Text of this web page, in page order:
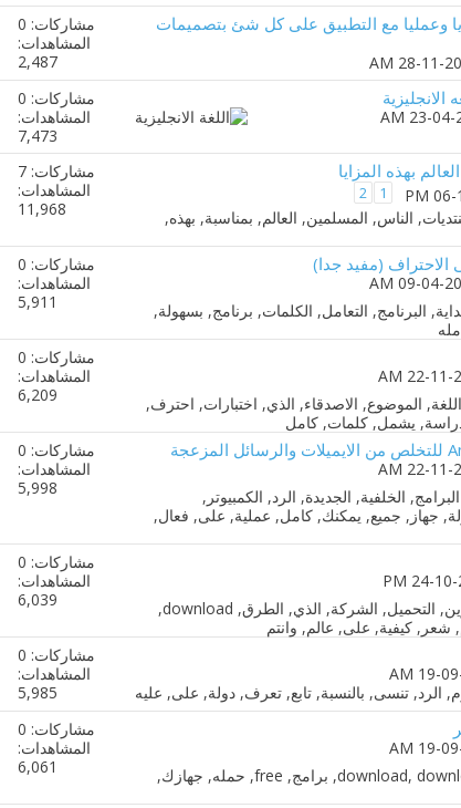
مع التطبيق على كل شئ بتصميمات
مشاركات: 0
المشاهدات:
2,487
مشاركات: 0
المشاهدات:
7,473
بهذه المزايا
1
2
مشاركات: 7
المشاهدات:
11,968
الاحتراف (مفيد جدا)
مشاركات: 0
المشاهدات:
5,911
مشاركات: 0
المشاهدات:
6,209
مشاركات: 0
المشاهدات:
5,998
مشاركات: 0
المشاهدات:
6,039
مشاركات: 0
المشاهدات:
5,985
مشاركات: 0
المشاهدات:
6,061